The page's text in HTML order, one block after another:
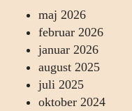
maj 2026
februar 2026
januar 2026
august 2025
juli 2025
oktober 2024